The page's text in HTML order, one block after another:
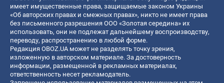
имеет имущественные права, защищаемые законом Украины
«Об авторских правах и смежных правах», никто не имеет права
без письменного разрешения ООО «Золотая середина» их
использовать, они не подлежат дальнейшему воспроизводству,
переводу, распространению в любой форме.
Редакция OBOZ.UA может не разделять точку зрения,
изложенную в авторском материале. За достоверность
информации, размещенной в рекламных материалах,
ответственность несет рекламодатель.